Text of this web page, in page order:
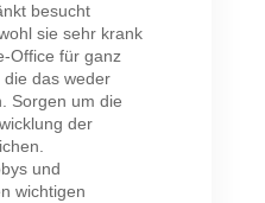
besucht
sie sehr krank
Office für ganz
das weder
Sorgen um die
der
und
wichtigen